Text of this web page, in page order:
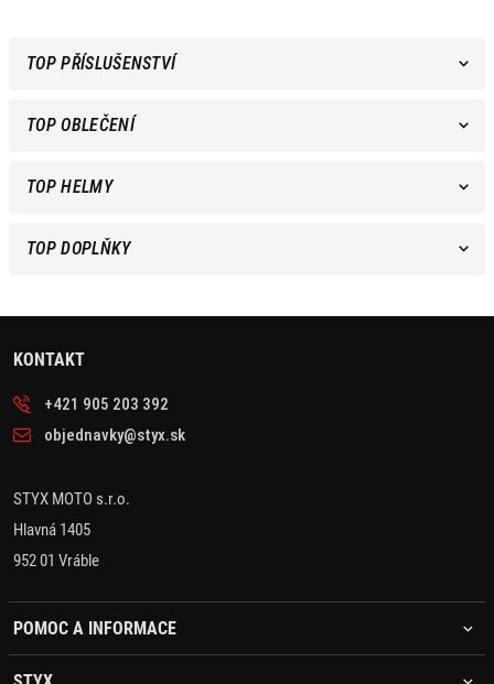
TOP PŘÍSLUŠENSTVÍ
TOP OBLEČENÍ
TOP HELMY
TOP DOPLŇKY
KONTAKT
+421 905 203 392
objednavky@styx.sk
STYX MOTO s.r.o.
Hlavná 1405
952 01 Vráble
POMOC A INFORMACE